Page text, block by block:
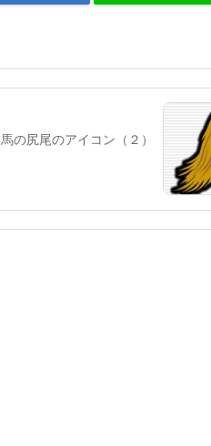
馬の尻尾のアイコン（２）